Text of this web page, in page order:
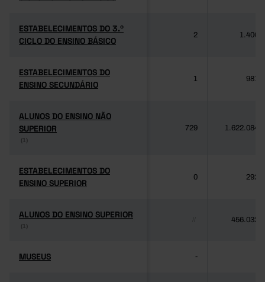
ESTABELECIMENTOS DO 3.º
CICLO DO ENSINO BÁSICO
ESTABELECIMENTOS DO 3.º
CICLO DO ENSINO BÁSICO
2 1.406
ESTABELECIMENTOS DO
ENSINO SECUNDÁRIO
ESTABELECIMENTOS DO
ENSINO SECUNDÁRIO
1 981
ALUNOS DO ENSINO NÃO
SUPERIOR
(1)
ALUNOS DO ENSINO NÃO
SUPERIOR
(1)
729 1.622.084
ESTABELECIMENTOS DO
ENSINO SUPERIOR
ESTABELECIMENTOS DO
ENSINO SUPERIOR
0 292
ALUNOS DO ENSINO SUPERIOR
(1)
ALUNOS DO ENSINO SUPERIOR
(1)
456.032
MUSEUS
MUSEUS -